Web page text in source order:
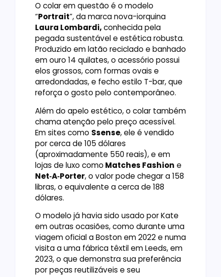
O colar em questão é o modelo
“Portrait”, da marca nova-iorquina
Laura Lombardi,conhecida pela
pegada sustentável e estética robusta.
Produzido em latão reciclado e banhado
em ouro 14 quilates, o acessório possui
elos grossos, com formas ovais e
arredondadas, e fecho estilo T-bar, que
reforça o gosto pelo contemporâneo.
Além do apelo estético, o colar também
chama atenção pelo preço acessível.
Em sites como Ssense, ele é vendido
por cerca de 105 dólares
(aproximadamente 550 reais), e em
lojas de luxo como Matches Fashion e
Net‑A‑Porter, o valor pode chegar a 158
libras, o equivalente a cerca de 188
dólares.
O modelo já havia sido usado por Kate
em outras ocasiões, como durante uma
viagem oficial a Boston em 2022 e numa
visita a uma fábrica têxtil em Leeds, em
2023, o que demonstra sua preferência
por peças reutilizáveis e seu